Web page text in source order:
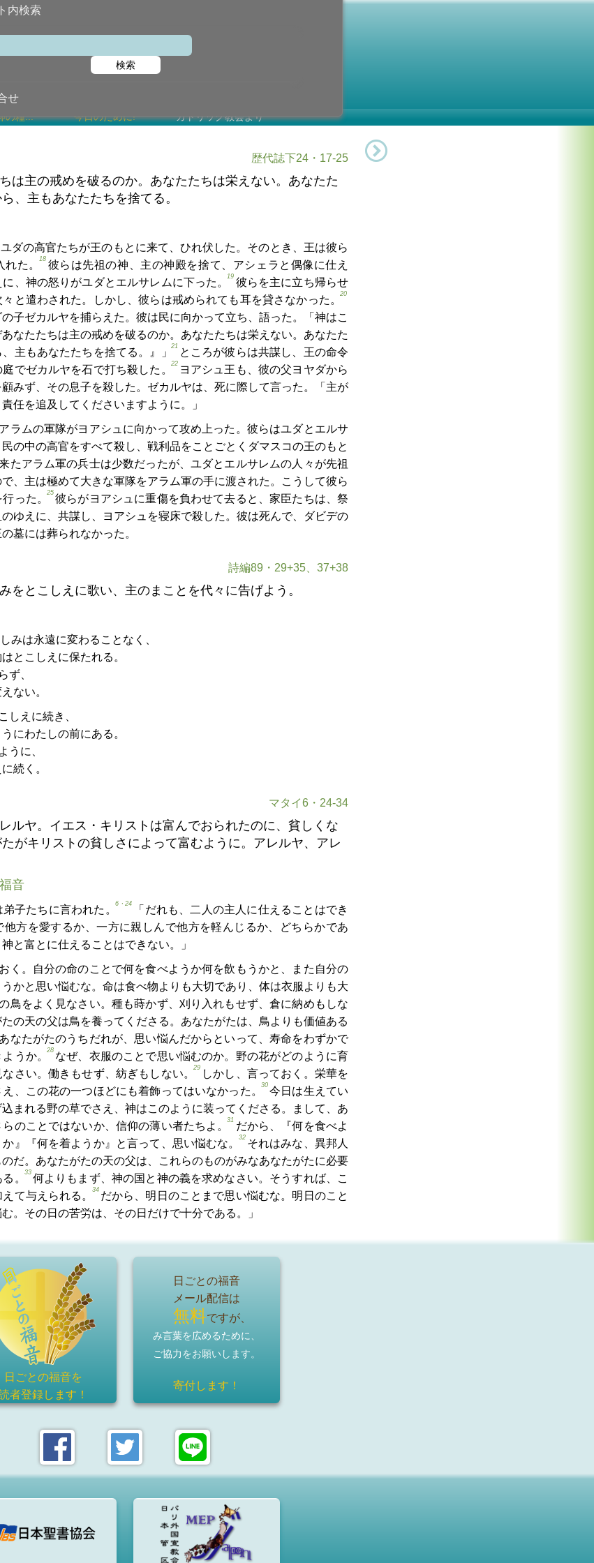
内検索
検索
せ
の糧... 今日のために! カトリック教会より
歴代誌下24・17-25
は主の戒めを破るのか。あなたたちは栄えない。あなたた
、主もあなたたちを捨てる。
ダの高官たちが王のもとに来て、ひれ伏した。そのとき、王は彼ら
れた。
18
彼らは先祖の神、主の神殿を捨て、アシェラと偶像に仕え
、神の怒りがユダとエルサレムに下った。
19
彼らを主に立ち帰らせ
と遣わされた。しかし、彼らは戒められても耳を貸さなかった。
20
子ゼカルヤを捕らえた。彼は民に向かって立ち、語った。「神はこ
なたたちは主の戒めを破るのか。あなたたちは栄えない。あなたた
主もあなたたちを捨てる。』」
21
ところが彼らは共謀し、王の命令
でゼカルヤを石で打ち殺した。
22
ヨアシュ王も、彼の父ヨヤダから
みず、その息子を殺した。ゼカルヤは、死に際して言った。「主が
任を追及してくださいますように。」
ラムの軍隊がヨアシュに向かって攻め上った。彼らはユダとエルサ
の中の高官をすべて殺し、戦利品をことごとくダマスコの王のもと
たアラム軍の兵士は少数だったが、ユダとエルサレムの人々が先祖
、主は極めて大きな軍隊をアラム軍の手に渡された。こうして彼ら
行った。
25
彼らがヨアシュに重傷を負わせて去ると、家臣たちは、祭
ゆえに、共謀し、ヨアシュを寝床で殺した。彼は死んで、ダビデの
墓には葬られなかった。
詩編89・29+35、37+38
をとこしえに歌い、主のまことを代々に告げよう。
みは永遠に変わることなく、
とこしえに保たれる。
ず、
ない。
しえに続き、
にわたしの前にある。
うに、
続く。
マタイ6・24-34
ルヤ。イエス・キリストは富んでおられたのに、貧しくな
がキリストの貧しさによって富むように。アレルヤ、アレ
音
子たちに言われた。
6・24
「だれも、二人の主人に仕えることはでき
他方を愛するか、一方に親しんで他方を軽んじるか、どちらかであ
と富とに仕えることはできない。」
く。自分の命のことで何を食べようか何を飲もうかと、また自分の
かと思い悩むな。命は食べ物よりも大切であり、体は衣服よりも大
鳥をよく見なさい。種も蒔かず、刈り入れもせず、倉に納めもしな
の天の父は鳥を養ってくださる。あなたがたは、鳥よりも価値ある
あなたがたのうちだれが、思い悩んだからといって、寿命をわずかで
ようか。
28
なぜ、衣服のことで思い悩むのか。野の花がどのように育
さい。働きもせず、紡ぎもしない。
29
しかし、言っておく。栄華を
、この花の一つほどにも着飾ってはいなかった。
30
今日は生えてい
まれる野の草でさえ、神はこのように装ってくださる。まして、あ
のことではないか、信仰の薄い者たちよ。
31
だから、『何を食べよ
か』『何を着ようか』と言って、思い悩むな。
32
それはみな、異邦人
だ。あなたがたの天の父は、これらのものがみなあなたがたに必要
る。
33
何よりもまず、神の国と神の義を求めなさい。そうすれば、こ
て与えられる。
34
だから、明日のことまで思い悩むな。明日のこと
。その日の苦労は、その日だけで十分である。」
日ごとの福音を
者登録します！
日ごとの福音
メール配信は
無料ですが、
み言葉を広めるために、
ご協力をお願いします。
寄付します！